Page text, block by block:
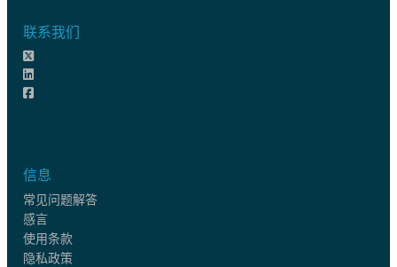
联系我们
信息
常见问题解答
感言
使用条款
隐私政策